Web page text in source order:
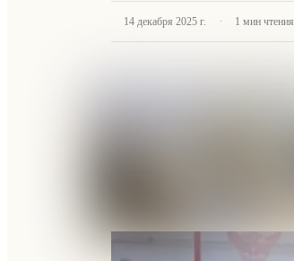
14 декабря 2025 г. · 1 мин чтения